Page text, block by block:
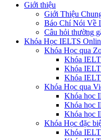
Giới thiệu
Giới Thiệu
Báo Chí Nói Về
Câu hỏi thường
Khóa Học IELTS
Khóa Học qua
Khóa
Khóa
Khóa
Khóa Học qua
Khóa học
Khóa học
Khóa học
Khóa Học đặc
Khóa